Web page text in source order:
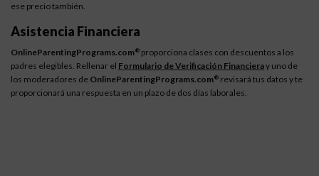
ese precio también.
Asistencia Financiera
OnlineParentingPrograms.com® proporciona clases con descuentos a los
padres elegibles. Rellenar el Formulario de Verificación Financieray uno de
los moderadores de OnlineParentingPrograms.com® revisará tus datos y te
proporcionará una respuesta en un plazo de dos días laborales.